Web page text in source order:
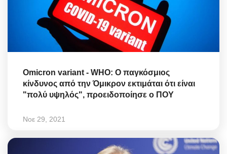
Omicron variant - WHO: Ο παγκόσμιος
κίνδυνος από την Όμικρον εκτιμάται ότι είναι
"πολύ υψηλός", προειδοποίησε ο ΠΟΥ
Νοε 29, 2021